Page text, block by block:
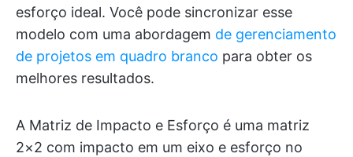
esforço ideal. Você pode sincronizar esse
modelo com uma abordagem de gerenciamento
de projetos em quadro branco para obter os
melhores resultados.
A Matriz de Impacto e Esforço é uma matriz
2×2 com impacto em um eixo e esforço no